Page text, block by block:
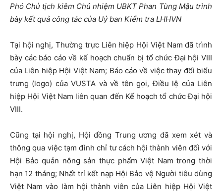
Phó Chủ tịch kiêm Chủ nhiệm UBKT Phan Tùng Mậu trình
bày kết quả công tác của Uỷ ban Kiểm tra LHHVN
Tại hội nghị, Thường trực Liên hiệp Hội Việt Nam đã trình
bày các báo cáo về kế hoạch chuẩn bị tổ chức Đại hội VIII
của Liên hiệp Hội Việt Nam; Báo cáo về việc thay đổi biểu
trưng (logo) của VUSTA và về tên gọi, Điều lệ của Liên
hiệp Hội Việt Nam liên quan đến Kế hoạch tổ chức Đại hội
VIII.
Cũng tại hội nghị, Hội đồng Trung ương đã xem xét và
thông qua việc tạm đình chỉ tư cách hội thành viên đối với
Hội Bảo quản nông sản thực phẩm Việt Nam trong thời
hạn 12 tháng; Nhất trí kết nạp Hội Bảo vệ Người tiêu dùng
Việt Nam vào làm hội thành viên của Liên hiệp Hội Việt